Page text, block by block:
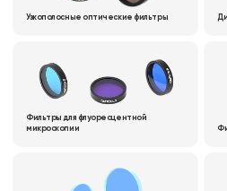
Узкополосные оптические фильтры
Фильтры для флуоресцентной
микроскопии